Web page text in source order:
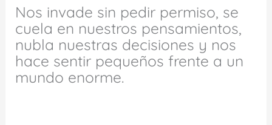
Nos invade sin pedir permiso, se
cuela en nuestros pensamientos,
nubla nuestras decisiones y nos
hace sentir pequeños frente a un
mundo enorme.